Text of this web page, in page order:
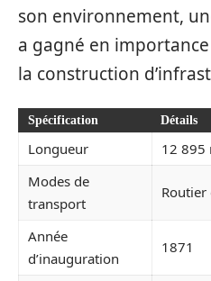
son environnement,
a gagné en
la construction
Spécification Détails
Longueur
12 895
Modes de
transport
Année
d’inauguration
1871